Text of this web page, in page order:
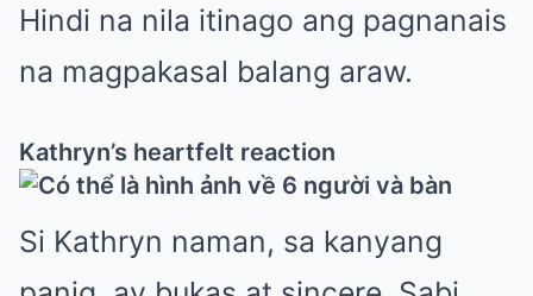
Hindi na nila itinago ang pagnanais
na magpakasal balang araw.
Kathryn’s heartfelt reaction
Si Kathryn naman, sa kanyang